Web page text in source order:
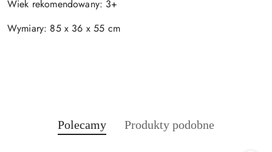
Wiek rekomendowany: 3+
Wymiary: 85 x 36 x 55 cm
Pomiń karuzelę produktów
Produkty
Polecamy
Produkty
Produkty podobne